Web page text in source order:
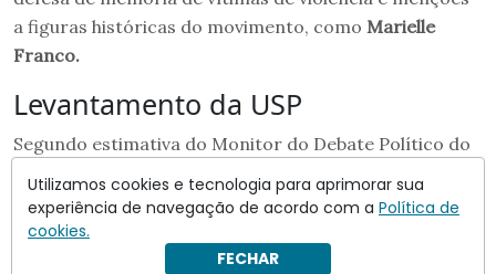
a figuras históricas do movimento, como Marielle
Franco.
Levantamento da USP
Segundo estimativa do Monitor do Debate Político do
Common, aParada do Orgulho LGBTde São Paulo
reuniu cerca de
cálculo considera o pico de público registrado na
Utilizamos cookies e tecnologia para aprimorar sua
experiência de navegação de acordo com a Política de
cookies.
FECHAR